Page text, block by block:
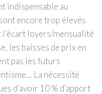
indispensable au
encore trop élevés
l’écart loyers/mensualité
les baisses de prix en
pas les futurs
La nécessité
d’avoir 10 % d’apport